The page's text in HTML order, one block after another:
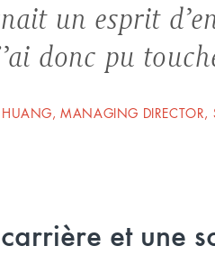
un esprit
donc pu
MANAGING DIRECTOR,
et une